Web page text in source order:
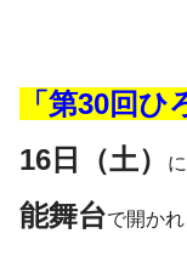
「第30回ひ
16日（土）
に
能舞台で開か